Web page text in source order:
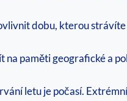
dobu, kterou
na paměti geografické a
letu je počasí.